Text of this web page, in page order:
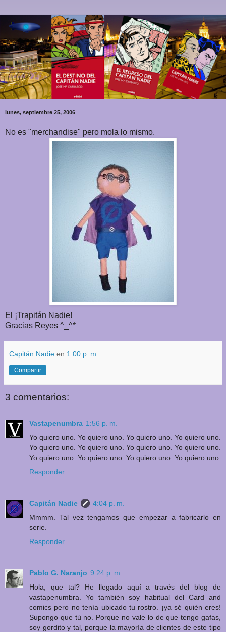
lunes, septiembre 25, 2006
No es "merchandise" pero mola lo mismo.
El ¡Trapitán Nadie!
Gracias Reyes ^_^*
Capitán Nadie en 1:00 p. m.
Compartir
3 comentarios:
Vastapenumbra 1:56 p. m.
Yo quiero uno. Yo quiero uno. Yo quiero uno. Yo quiero uno.
Yo quiero uno. Yo quiero uno. Yo quiero uno. Yo quiero uno.
Yo quiero uno. Yo quiero uno. Yo quiero uno. Yo quiero uno.
Responder
Capitán Nadie
4:04 p. m.
Mmmm. Tal vez tengamos que empezar a fabricarlo en
serie.
Responder
Pablo G. Naranjo 9:24 p. m.
Hola, que tal? He llegado aquí a través del blog de
vastapenumbra. Yo también soy habitual del Card and
comics pero no tenía ubicado tu rostro. ¡ya sé quién eres!
Supongo que tú no. Porque no vale lo de que tengo gafas,
soy gordito y tal, porque la mayoría de clientes de este tipo